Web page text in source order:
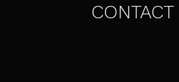
CONTACT